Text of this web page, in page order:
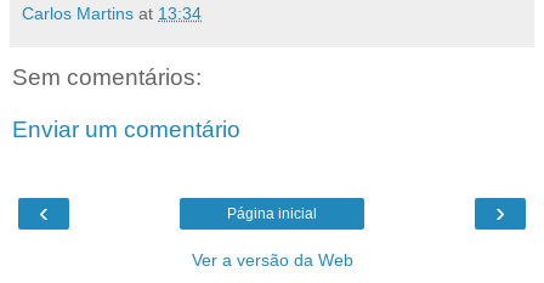
Carlos Martins at 13:34
Sem comentários:
Enviar um comentário
‹ ›
Página inicial
Ver a versão da Web